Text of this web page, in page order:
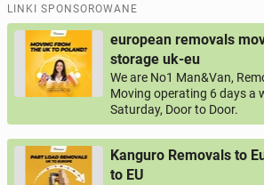
LINKI SPONSOROWANE
european removals
storage uk-eu
We are No1 Man&Van,
Moving operating 6 days a
Saturday, Door to Door.
Kanguro Removals to
to EU